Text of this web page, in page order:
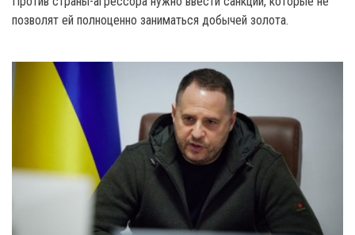
позволят ей полноценно заниматься добычей золота.